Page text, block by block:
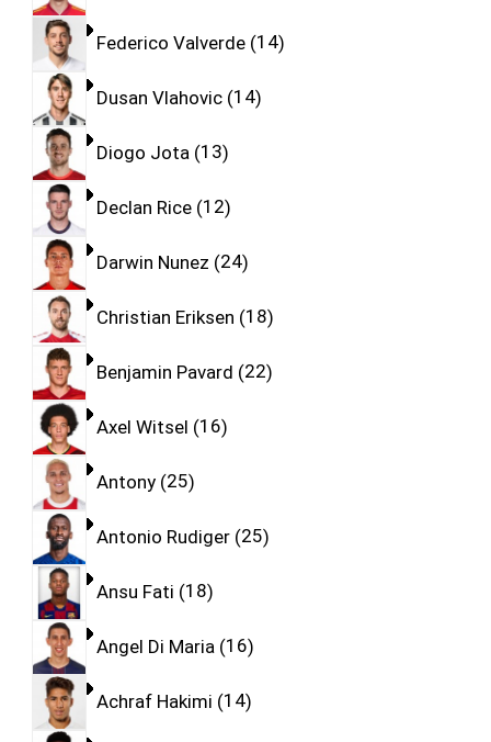
Federico Valverde 14
Dusan Vlahovic 14
Diogo Jota 13
Declan Rice 12
Darwin Nunez 24
Christian Eriksen 18
Benjamin Pavard 22
Axel Witsel 16
Antony 25
Antonio Rudiger 25
Ansu Fati 18
Angel Di Maria 16
Achraf Hakimi 14